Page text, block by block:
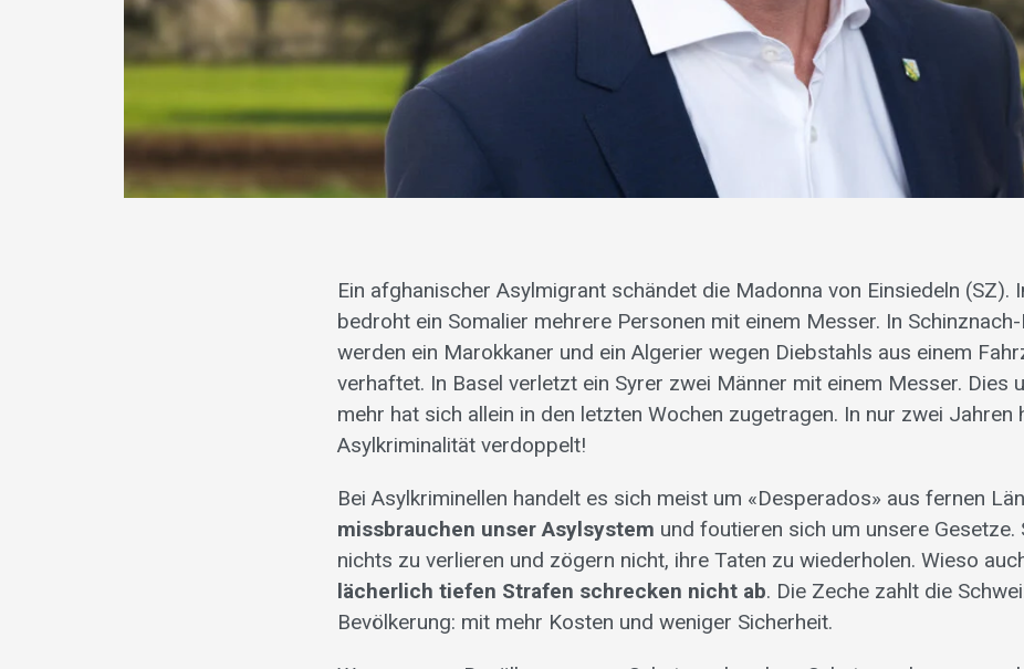
Ein afghanischer Asylmigrant schändet die Madonna von Einsiedeln (SZ).
bedroht ein Somalier mehrere Personen mit einem Messer. In
werden ein Marokkaner und ein Algerier wegen Diebstahls aus einem
verhaftet. In Basel verletzt ein Syrer zwei Männer mit einem Messer. Dies
mehr hat sich allein in den letzten Wochen zugetragen. In nur zwei Jahren
Asylkriminalität verdoppelt!
Bei Asylkriminellen handelt es sich meist um «Desperados» aus fernen
missbrauchen unser Asylsystem und foutieren sich um unsere Gesetze.
nichts zu verlieren und zögern nicht, ihre Taten zu wiederholen. Wieso
lächerlich tiefen Strafen schrecken nicht ab. Die Zeche zahlt die
Bevölkerung: mit mehr Kosten und weniger Sicherheit.